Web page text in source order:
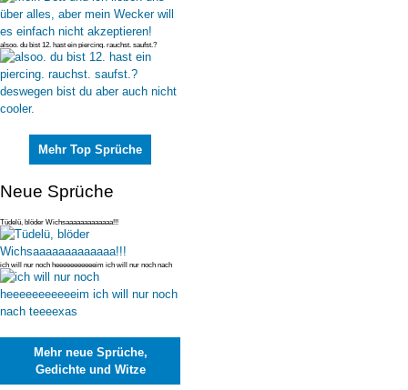
alsoo. du bist 12. hast ein piercing. rauchst. saufst.?
deswegen bist du
Mehr Top Sprüche
Neue Sprüche
Tüdelü, blöder Wichsaaaaaaaaaaaaa!!!
ich will nur noch heeeeeeeeeeeim ich will nur noch nach
teeeexas
Mehr neue Sprüche,
Gedichte und Witze